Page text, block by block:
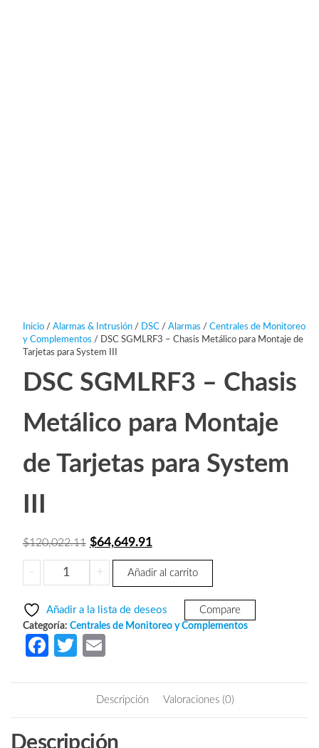
Inicio/ Alarmas & Intrusión/ DSC/ Alarmas / Centrales de Monitoreo
y Complementos / DSC SGMLRF3 – Chasis Metálico para Montaje de
Tarjetas para System III
DSC SGMLRF3 – Chasis
Metálico para Montaje
de Tarjetas para System
$120,022.11 El
precio
original
$120,022.11.
$64,649.91El
precio
$64,649.91.
-
SGMLRF3
Chasis
Metálico
para
System
+ Añadir al carrito
Añadir a la lista de deseos Compare
Categoría: Centrales de Monitoreo y Complementos
Fa
o
T
itt
ail
Descripción Valoraciones (0)
Descripción